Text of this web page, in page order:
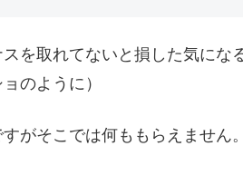
を取れてないと損した気にな
のように）
がそこでは何ももらえません。